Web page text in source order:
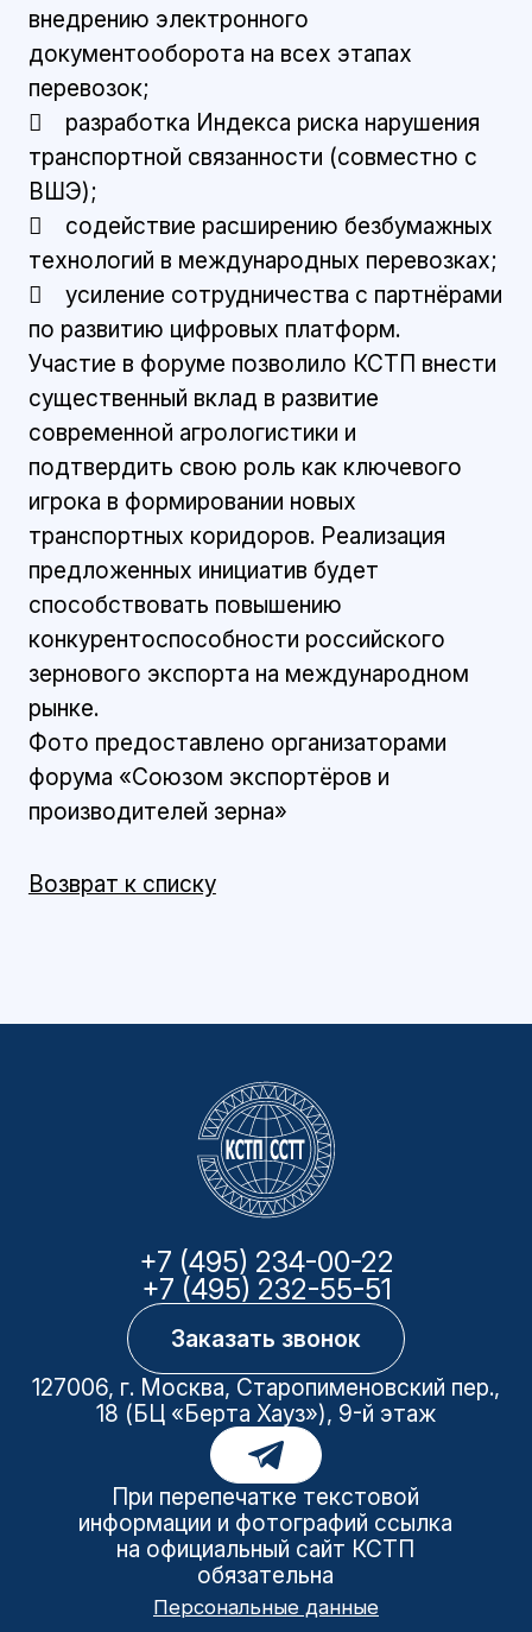
внедрению электронного
документооборота на всех этапах
перевозок;
 разработка Индекса риска нарушения
транспортной связанности (совместно с
ВШЭ);
 содействие расширению безбумажных
технологий в международных перевозках;
 усиление сотрудничества с партнёрами
по развитию цифровых платформ.
Участие в форуме позволило КСТП внести
существенный вклад в развитие
современной агрологистики и
подтвердить свою роль как ключевого
игрока в формировании новых
транспортных коридоров. Реализация
предложенных инициатив будет
способствовать повышению
конкурентоспособности российского
зернового экспорта на международном
рынке.
Фото предоставлено организаторами
форума «Союзом экспортёров и
производителей зерна»
Возврат к списку
+7 (495) 234-00-22
+7 (495) 232-55-51
Заказать звонок
127006, г. Москва, Старопименовский пер.,
18 (БЦ «Берта Хауз»), 9-й этаж
При перепечатке текстовой
информации и фотографий ссылка
на официальный сайт КСТП
обязательна
Персональные данные